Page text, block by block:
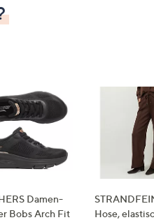
Damen-
Bobs Arch Fit
Hose,